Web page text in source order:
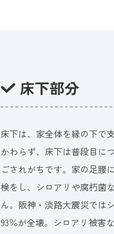
床下部分
床下は、家全体を縁の下で
かわらず、床下は普段目に
ごされがちです。家の足腰
検をし、シロアリや腐朽菌
ん。阪神・淡路大震災では
93％が全壊。シロアリ被害